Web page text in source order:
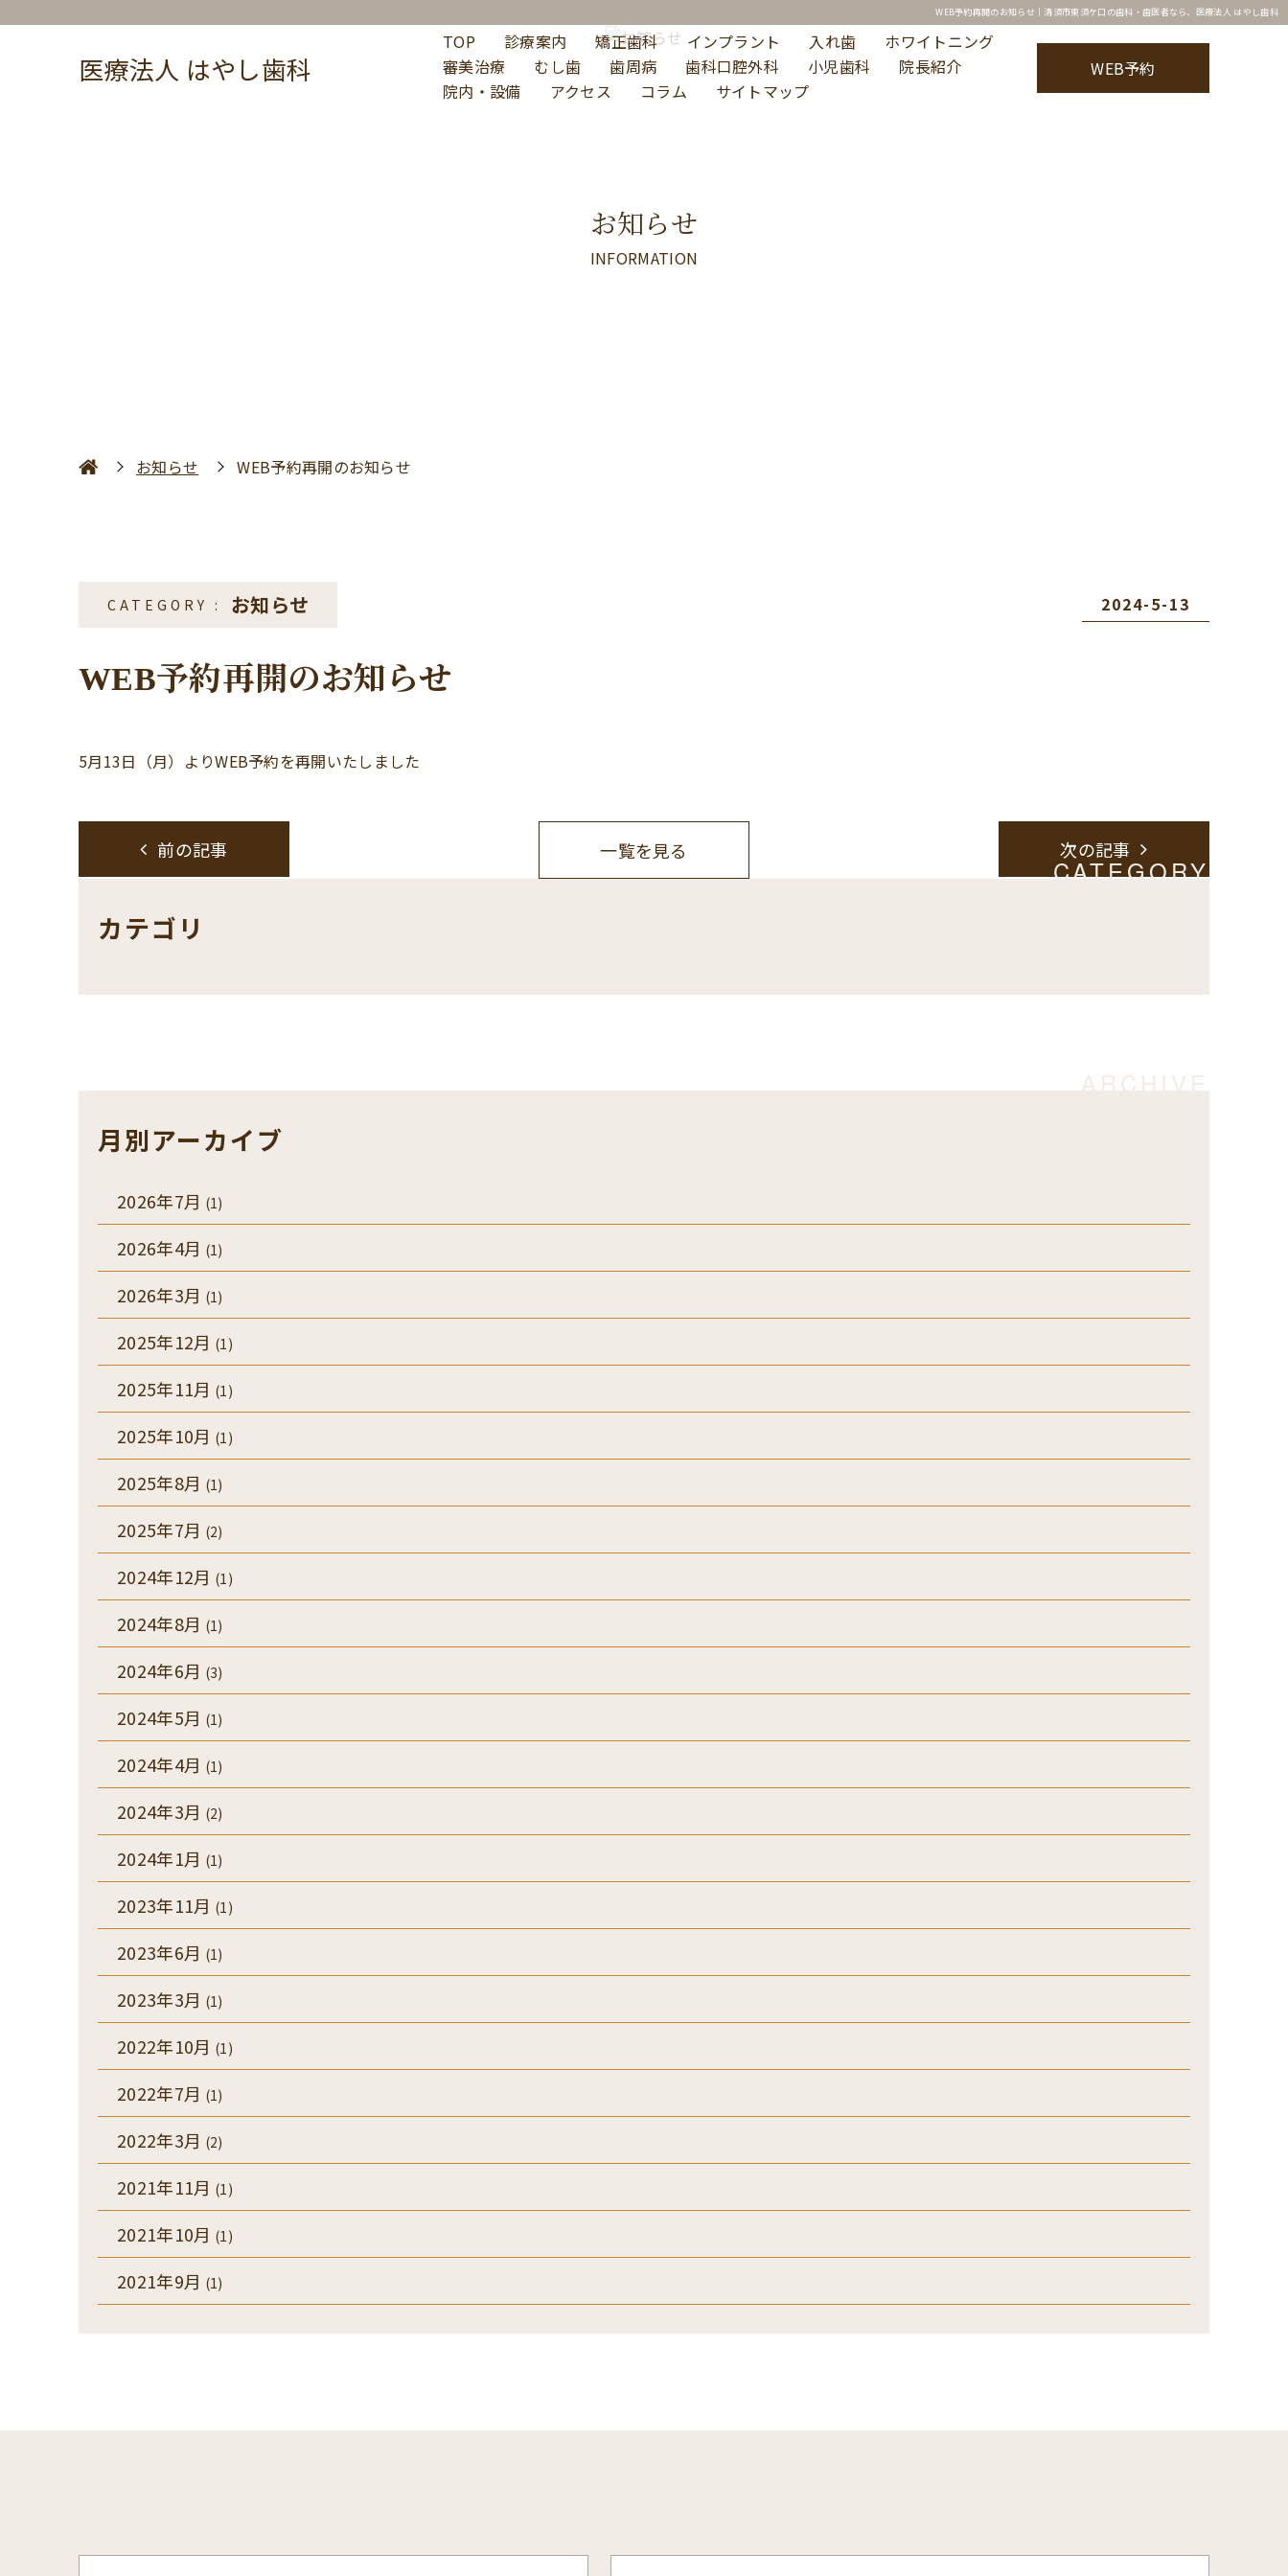
WEB予約再開のお知らせ｜清須市東須ケ口の歯科・歯医者なら、医療法人 はやし歯科
医療法人 はやし歯科
TOP 診療案内 矯正歯科 インプラント 入れ歯
ホワイトニング
審美治療
むし歯 歯周病 歯科口腔外科 小児歯科
院長紹介
院内・設備
アクセス コラム サイトマップ
WEB予約
お知らせ
INFORMATION
お知らせ WEB予約再開のお知らせ
お知らせ 2024-5-13
WEB予約再開のお知らせ
5月13日（月）よりWEB予約を再開いたしました
前の記事 一覧を見る 次の記事
カテゴリ
月別アーカイブ
2026年7月 (1)
2026年4月 (1)
2026年3月 (1)
2025年12月 (1)
2025年11月 (1)
2025年10月 (1)
2025年8月 (1)
2025年7月 (2)
2024年12月 (1)
2024年8月 (1)
2024年6月 (3)
2024年5月 (1)
2024年4月 (1)
2024年3月 (2)
2024年1月 (1)
2023年11月 (1)
2023年6月 (1)
2023年3月 (1)
2022年10月 (1)
2022年7月 (1)
2022年3月 (2)
2021年11月 (1)
2021年10月 (1)
2021年9月 (1)